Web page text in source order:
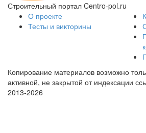
Строительный портал Centro-pol.ru
О проекте
Тесты и викторины
Копирование материалов возможно
активной, не закрытой от индексации
2013-2026